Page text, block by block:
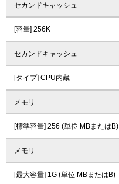
セカンドキャッシュ
[容量] 256K
セカンドキャッシュ
[タイプ] CPU内蔵
メモリ
[標準容量] 256 (単位 MBまたはB)
メモリ
[最大容量] 1G (単位 MBまたはB)